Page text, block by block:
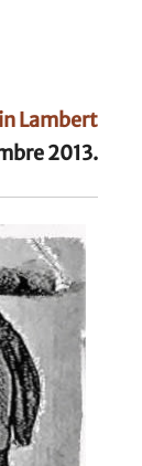
Lambert
2013.